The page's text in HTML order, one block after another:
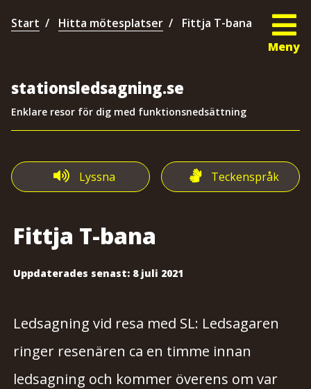
Start Hitta mötesplatser Fittja T-bana
stationsledsagning.se
Enklare resor för dig med funktionsnedsättning
Meny
Lyssna Teckenspråk
Fittja T-bana
Uppdaterades senast: 8 juli 2021
Ledsagning vid resa med SL: Ledsagaren
ringer resenären ca en timme innan
ledsagning och kommer överens om var